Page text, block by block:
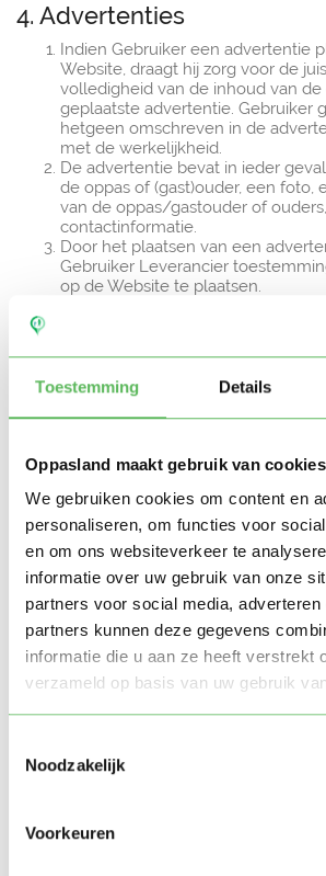
Toestemming Details
Oppasland maakt gebruik van cookies
We gebruiken cookies om content en
personaliseren, om functies voor
en om ons websiteverkeer te
informatie over uw gebruik van onze
partners voor social media,
partners kunnen deze gegevens
informatie die u aan ze heeft verstrekt
verzameld op basis van uw gebruik
Noodzakelijk
Voorkeuren
4. Advertenties
Indien Gebruiker een advertentie
Website, draagt hij zorg voor de
volledigheid van de inhoud van
geplaatste advertentie. Gebruiker
hetgeen omschreven in de
met de werkelijkheid.
De advertentie bevat in ieder
de oppas of (gast)ouder, een foto,
van de oppas/gastouder of
contactinformatie.
Door het plaatsen van een
Gebruiker Leverancier
op de Website te plaatsen.
inhoud van de advertentie te
te verwijderen, zonder dat zulks
schadevergoeding voor de
roept. Leverancier zal een
bepalingen van deze algemene
advertentie weigeren of
deze algemene voorwaarden,
Nederlandse wet- en regelgeving,
rechten van derden of wanneer
binnen 24 uur na aanvraag
Op de Website van Leverancier
advertenties van Gebruikers als
afkomstig van websites van
streeft ernaar om iedere nacht
Website te verversen met
websites van derden en de
Gebruikers garanderen dat zij
eigendom met betrekking tot de
afbeeldingen, video’s, audio en
Leverancier op voorhand volledig
claims van derden die op enige
of verband houden met de